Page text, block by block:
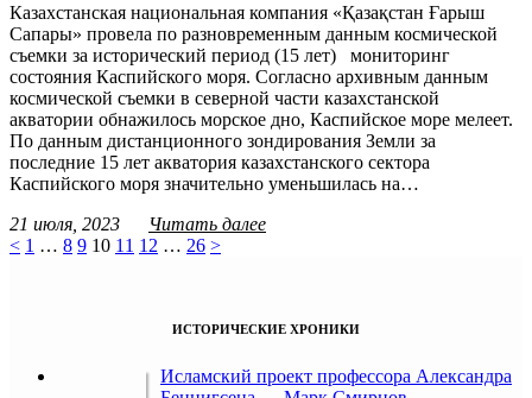
Казахстанская национальная компания «Қазақстан Ғарыш
Сапары» провела по разновременным данным космической
съемки за исторический период (15 лет) мониторинг
состояния Каспийского моря. Согласно архивным данным
космической съемки в северной части казахстанской
акватории обнажилось морское дно, Каспийское море мелеет.
По данным дистанционного зондирования Земли за
последние 15 лет акватория казахстанского сектора
Каспийского моря значительно уменьшилась на…
21 июля, 2023
Читать далее
< 1 … 8 9 10 11 12 … 26 >
ИСТОРИЧЕСКИЕ ХРОНИКИ
Исламский проект профессора Александра